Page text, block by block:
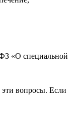
«О специальной
эти вопросы. Если